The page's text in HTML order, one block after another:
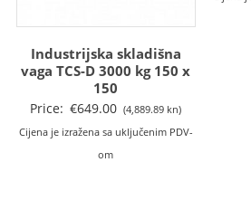
Industrijska skladišna
vaga TCS-D 3000 kg 150 x
150
Price: €649.00 (4,889.89 kn)
Cijena je izražena sa uključenim PDV-
om